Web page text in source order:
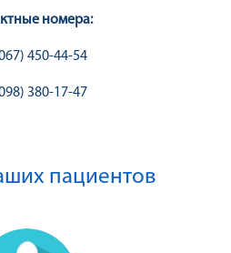
номера:
450-44-54
380-17-47
пациентов